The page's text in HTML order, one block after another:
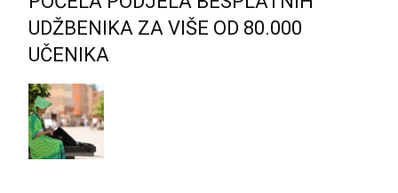
UDŽBENIKA ZA VIŠE OD 80.000
UČENIKA